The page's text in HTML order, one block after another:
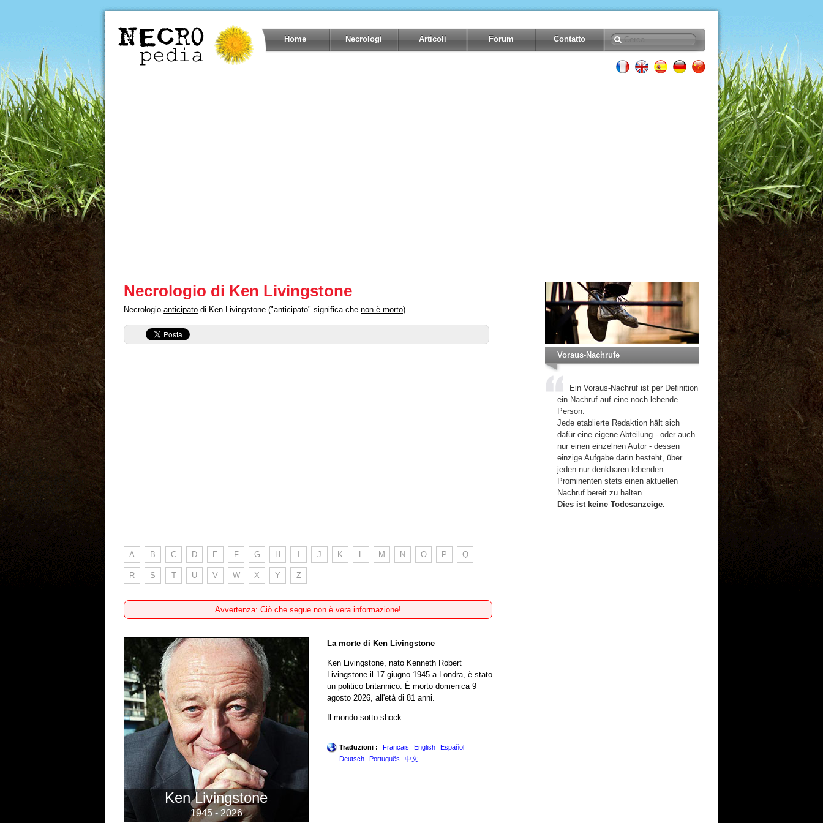
Home Necrologi Articoli Forum Contatto
Necrologio di Ken Livingstone
Necrologio anticipato di Ken Livingstone ("anticipato" significa che non è morto).
A B C D E F G H J K L M N O P Q
R S T U V W X Y Z
Avvertenza: Ciò che segue non è vera informazione!
Ken Livingstone
1945 - 2026
La morte di Ken Livingstone
Ken Livingstone, nato Kenneth Robert
Livingstone il 17 giugno 1945 a Londra, è stato
un politico britannico. È morto domenica 9
agosto 2026, all'età di 81 anni.
Il mondo sotto shock.
Traduzioni : Français English
Español
Deutsch
Português 中文
Voraus-Nachrufe
Ein Voraus-Nachruf ist per Definition
ein Nachruf auf eine noch lebende
Person.
Jede etablierte Redaktion hält sich
dafür eine eigene Abteilung - oder auch
nur einen einzelnen Autor - dessen
einzige Aufgabe darin besteht, über
jeden nur denkbaren lebenden
Prominenten stets einen aktuellen
Nachruf bereit zu halten.
Dies ist keine Todesanzeige.